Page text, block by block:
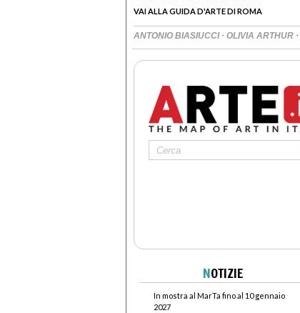
VAI ALLA GUIDA D'ARTE DI ROMA
ANTONIO BIASIUCCI · OLIVIA ARTHUR ·
NOTIZIE
In mostra al MarTa fino al 10 gennaio
2027